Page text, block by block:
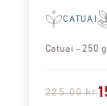
CATUAI
Catuai - 250 g
225,00 kr